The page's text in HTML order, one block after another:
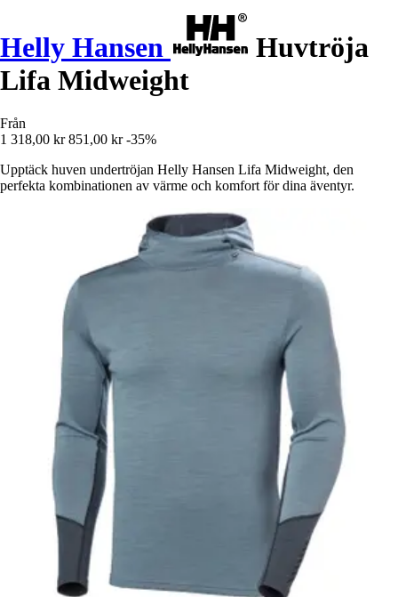
Helly Hansen
Huvtröja
Lifa Midweight
Från
1 318,00 kr 851,00 kr -35%
Upptäck huven undertröjan Helly Hansen Lifa Midweight, den
perfekta kombinationen av värme och komfort för dina äventyr.